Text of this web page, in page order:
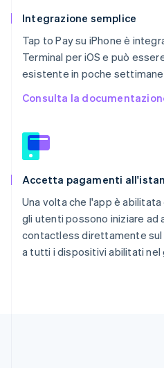
Integrazione semplice
Tap to Pay su iPhone è
Terminal per iOS e può
esistente in poche
Consulta la
Accetta pagamenti
Una volta che l'app è abilitata
gli utenti possono iniziare ad
contactless direttamente sul
a tutti i dispositivi abilitati nel